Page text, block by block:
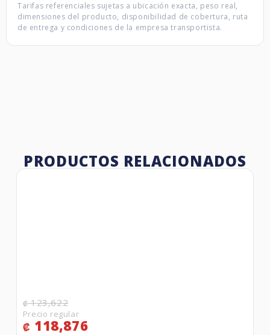
Tarifas referenciales sujetas a ubicación exacta, peso real,
dimensiones del producto, disponibilidad de cobertura, ruta
de entrega y condiciones de la empresa transportista.
PRODUCTOS RELACIONADOS
₡123,622
₡ 118,876